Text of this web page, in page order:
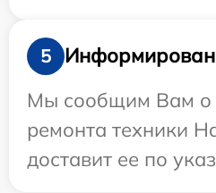
5
Мы сообщим Вам о
ремонта техники
доставит ее по